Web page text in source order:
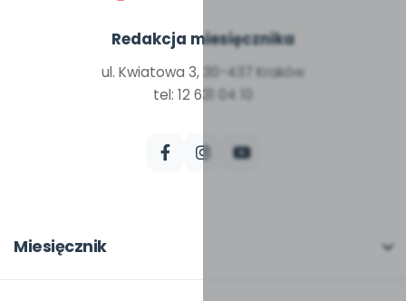
Redakcja miesięcznika
ul. Kwiatowa 3, 30-437 Kraków
tel: 12 631 04 10
Miesięcznik